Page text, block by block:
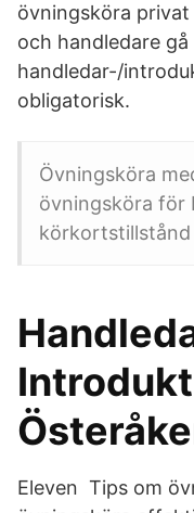
övningsköra
och handledare gå
handledar-/
obligatorisk.
Övningsköra
övningsköra för
Eleven Tips om